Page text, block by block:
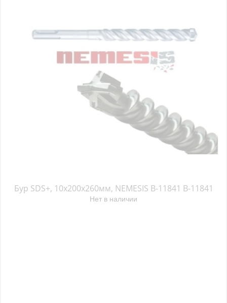
Бур SDS+, 10х200х260мм, NEMESIS B-11841 B-11841
Нет в наличии